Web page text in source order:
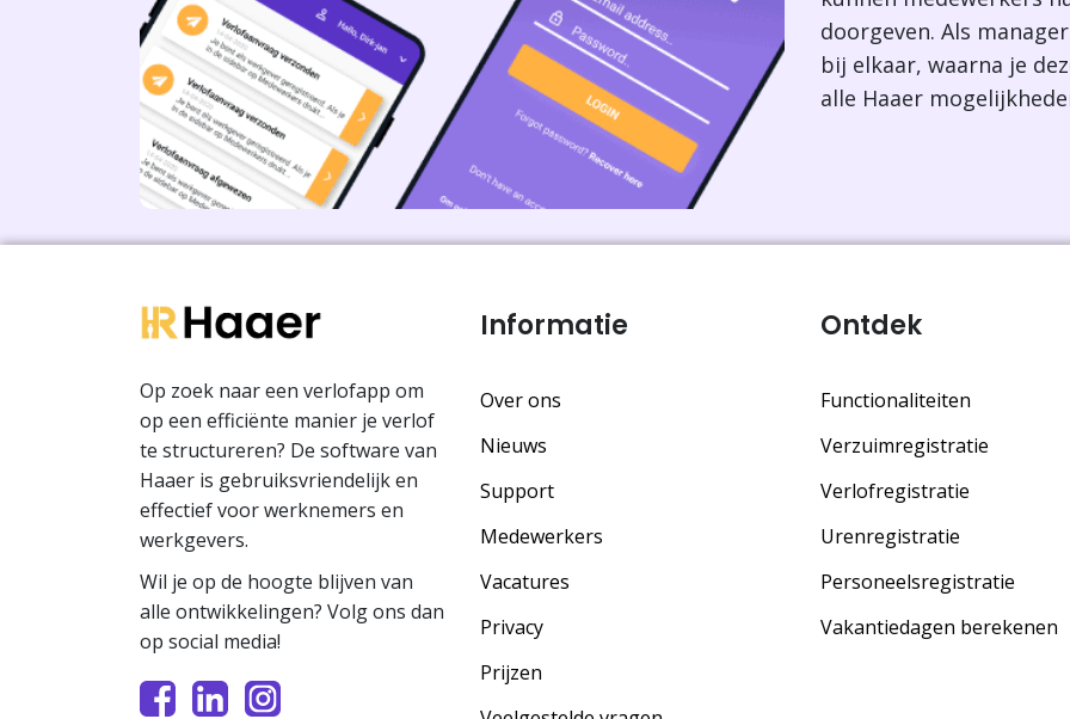
doorgeven. Als
bij elkaar, waarna je
alle Haaer
Op zoek naar een verlofapp om
op een efficiënte manier je verlof
te structureren? De software van
Haaer is gebruiksvriendelijk en
effectief voor werknemers en
werkgevers.
Wil je op de hoogte blijven van
alle ontwikkelingen? Volg ons dan
op social media!
Informatie
Over ons
Nieuws
Support
Medewerkers
Vacatures
Privacy
Prijzen
Ontdek
Functionaliteiten
Verzuimregistratie
Verlofregistratie
Urenregistratie
Personeelsregistratie
Vakantiedagen berekenen